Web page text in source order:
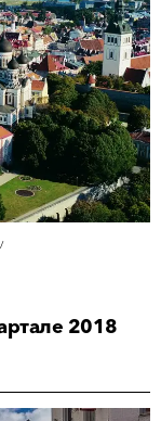
/
2018